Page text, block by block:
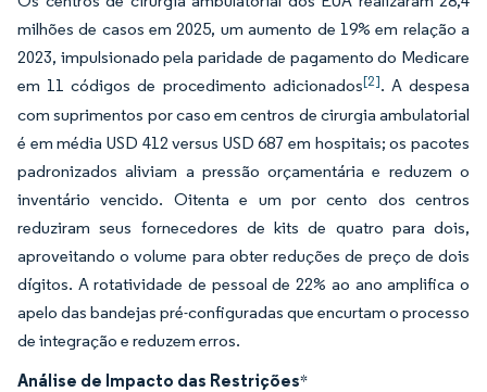
milhões de casos em 2025, um aumento de 19% em relação a
2023, impulsionado pela paridade de pagamento do Medicare
em 11 códigos de procedimento adicionados[2]. A despesa
com suprimentos por caso em centros de cirurgia ambulatorial
é em média USD 412 versus USD 687 em hospitais; os pacotes
padronizados aliviam a pressão orçamentária e reduzem o
inventário vencido. Oitenta e um por cento dos centros
reduziram seus fornecedores de kits de quatro para dois,
aproveitando o volume para obter reduções de preço de dois
dígitos. A rotatividade de pessoal de 22% ao ano amplifica o
apelo das bandejas pré-configuradas que encurtam o processo
de integração e reduzem erros.
Análise de Impacto das Restrições*